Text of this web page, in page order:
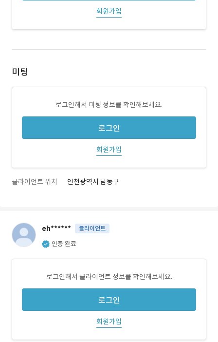
회원가입
미팅
로그인해서 미팅 정보를 확인해보세요.
로그인
회원가입
클라이언트 위치 인천광역시 남동구
eh****** 클라이언트
인증 완료
로그인해서 클라이언트 정보를 확인해보세요.
로그인
회원가입